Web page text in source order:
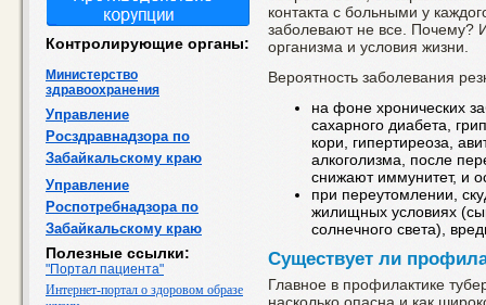
Контролирующие органы:
Министерство
здравоохранения
Управление
Росздравнадзора по
Забайкальскому краю
Управление
Роспотребнадзора по
Забайкальскому краю
Полезные ссылки:
"Портал пациента"
Интернет-портал о здоровом образе
контакта с больными у
заболевают не все. Почему?
организма и условия жизни.
Вероятность заболевания
на фоне хронических
сахарного диабета,
кори, гипертиреоза,
алкоголизма, после
снижают иммунитет, и
при переутомлении,
жилищных условиях
солнечного света),
Существует ли
Главное в профилактике